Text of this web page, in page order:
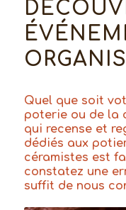
Quel que soit
poterie ou de la
qui recense et
dédiés aux
céramistes est
constatez une
suffit de nous